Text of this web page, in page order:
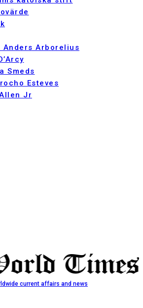
Anders Arborelius
Smeds
Esteves
Jr
current affairs and news